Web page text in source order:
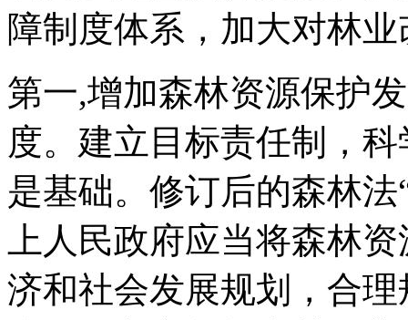
障制度体系，加大对林
第一,增加森林资源保护
度。建立目标责任制，
是基础。修订后的森林
上人民政府应当将森林
济和社会发展规划，合